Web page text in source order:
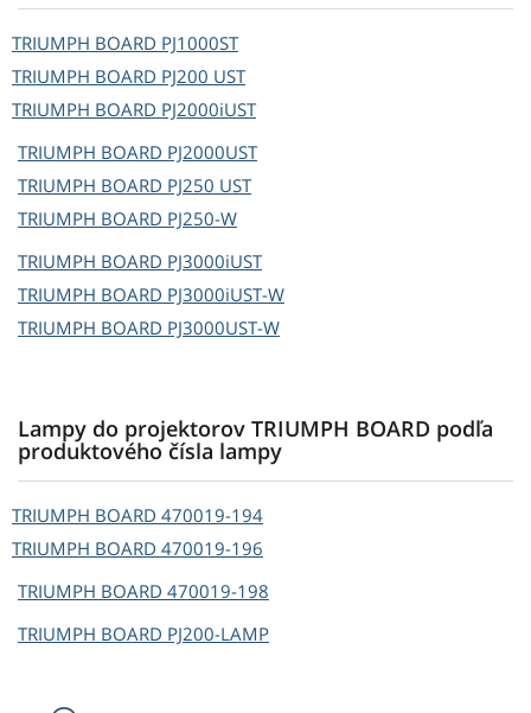
TRIUMPH BOARD PJ1000ST
TRIUMPH BOARD PJ200 UST
TRIUMPH BOARD PJ2000iUST
TRIUMPH BOARD PJ2000UST
TRIUMPH BOARD PJ250 UST
TRIUMPH BOARD PJ250-W
TRIUMPH BOARD PJ3000iUST
TRIUMPH BOARD PJ3000iUST-W
TRIUMPH BOARD PJ3000UST-W
Lampy do projektorov TRIUMPH BOARD podľa
produktového čísla lampy
TRIUMPH BOARD 470019-194
TRIUMPH BOARD 470019-196
TRIUMPH BOARD 470019-198
TRIUMPH BOARD PJ200-LAMP